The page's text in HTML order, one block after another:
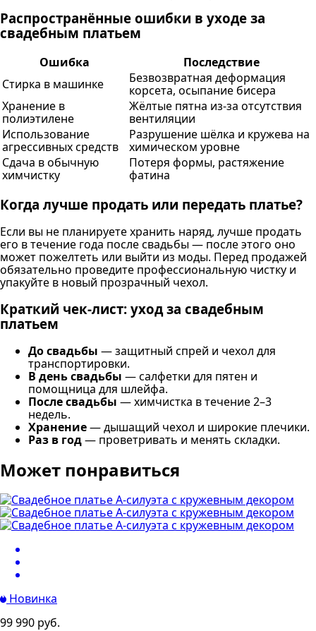
Распространённые ошибки в уходе за
свадебным платьем
Ошибка
Последствие
Стирка в машинке
Безвозвратная деформация
корсета, осыпание бисера
Хранение в
полиэтилене
Жёлтые пятна из-за отсутствия
вентиляции
Использование
агрессивных средств
Разрушение шёлка и кружева на
химическом уровне
Сдача в обычную
химчистку
Потеря формы, растяжение
фатина
Когда лучше продать или передать платье?
Если вы не планируете хранить наряд, лучше продать
его в течение года после свадьбы — после этого оно
может пожелтеть или выйти из моды. Перед продажей
обязательно проведите профессиональную чистку и
упакуйте в новый прозрачный чехол.
Краткий чек-лист: уход за свадебным
платьем
До свадьбы — защитный спрей и чехол для
транспортировки.
В день свадьбы — салфетки для пятен и
помощница для шлейфа.
После свадьбы — химчистка в течение 2–3
недель.
Хранение— дышащий чехол и широкие плечики.
Раз в год— проветривать и менять складки.
Может понравиться
Новинка
99 990 руб.